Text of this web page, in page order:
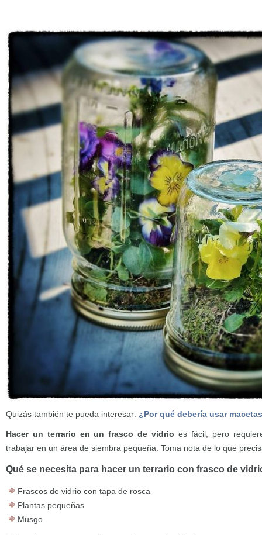
Quizás también te pueda interesar: ¿Por qué debería usar
Hacer un terrario en un frasco de vidrio es fácil, pero
trabajar en un área de siembra pequeña. Toma nota de lo que
Qué se necesita para hacer un terrario con frasco de
Frascos de vidrio con tapa de rosca
Plantas pequeñas
Musgo